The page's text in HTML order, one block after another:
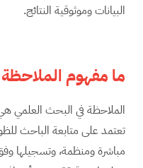
البيانات وموثوقية النتائج.
ما مفهوم
الملاحظة في البحث العلمي
تعتمد على متابعة الباحث
مباشرة ومنظمة، وتسجيلها